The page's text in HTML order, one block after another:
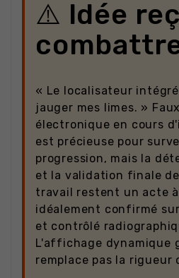
⚠️ Idée
« Le localisateur
jauger mes limes. »
électronique en cours
est précieuse pour
progression, mais la
et la validation finale
travail restent un acte
idéalement confirmé
et contrôlé
L'affichage dynamique
remplace pas la rigueur